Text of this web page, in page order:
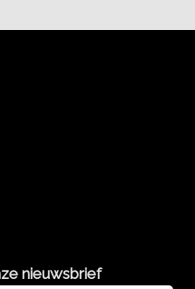
nieuwsbrief